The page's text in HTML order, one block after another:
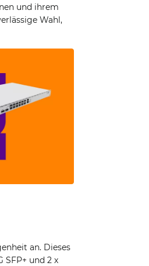
und ihrem
Wahl,
an. Dieses
SFP+ und 2 x